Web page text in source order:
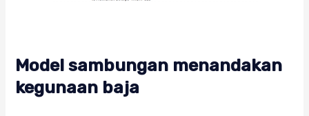
Model sambungan menandakan
kegunaan baja